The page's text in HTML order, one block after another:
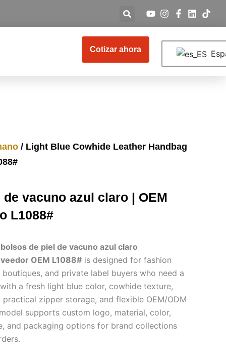
Cotizar ahora
/ Light Blue Cowhide Leather Handbag
vacuno azul claro | OEM
L1088#
de piel de vacuno azul claro
OEM L1088# is designed for fashion
boutiques, and private label buyers who need a
a fresh light blue color, cowhide texture,
zipper storage, and flexible OEM/ODM
supports custom logo, material, color,
and packaging options for brand collections